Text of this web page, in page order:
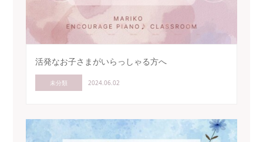
活発なお子さまがいらっしゃる方へ
未分類 2024.06.02